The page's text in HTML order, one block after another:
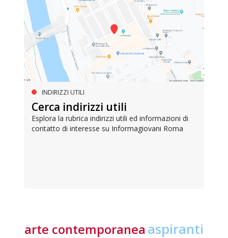
INDIRIZZI UTILI
Cerca indirizzi utili
Esplora la rubrica indirizzi utili ed informazioni di
contatto di interesse su Informagiovani Roma
arte contemporanea aspiranti